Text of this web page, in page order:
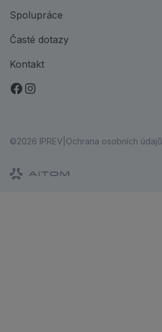
Spolupráce
Časté dotazy
Kontakt
©2026 IPREV Ochrana osobních údajů